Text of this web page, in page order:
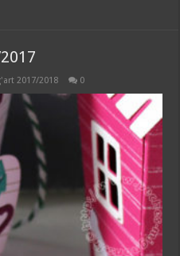
2017/2018 0